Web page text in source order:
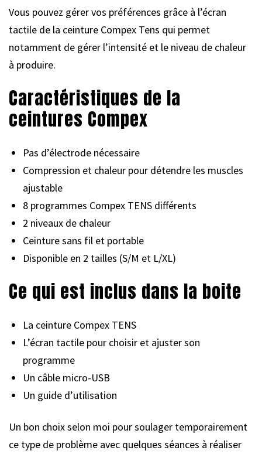
Vous pouvez gérer vos préférences grâce à l’écran
tactile de la ceinture Compex Tens qui permet
notamment de gérer l’intensité et le niveau de chaleur
à produire.
Caractéristiques de la
ceintures Compex
Pas d’électrode nécessaire
Compression et chaleur pour détendre les muscles
ajustable
8 programmes Compex TENS différents
2 niveaux de chaleur
Ceinture sans fil et portable
Disponible en 2 tailles (S/M et L/XL)
Ce qui est inclus dans la boite
La ceinture Compex TENS
L’écran tactile pour choisir et ajuster son
programme
Un câble micro-USB
Un guide d’utilisation
Un bon choix selon moi pour soulager temporairement
ce type de problème avec quelques séances à réaliser